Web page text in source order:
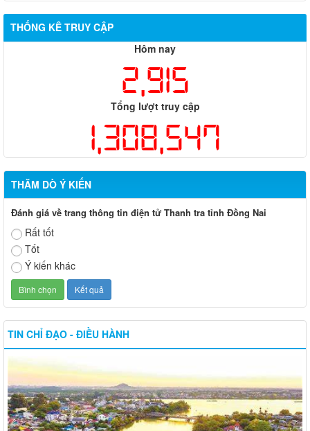
THỐNG KÊ TRUY CẬP
Hôm nay
2,915
Tổng lượt truy cập
1,308,547
THĂM DÒ Ý KIẾN
Đánh giá về trang thông tin điện tử Thanh tra tỉnh Đồng Nai
Rất tốt
Tốt
Ý kiến khác
TIN CHỈ ĐẠO - ĐIỀU HÀNH